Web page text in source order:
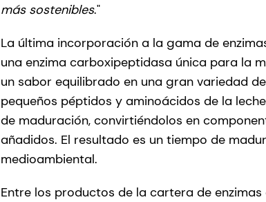
más sostenibles."
La última incorporación a la gama de
una enzima carboxipeptidasa única para la
un sabor equilibrado en una gran variedad
pequeños péptidos y aminoácidos de la
de maduración, convirtiéndolos en
añadidos. El resultado es un tiempo de
medioambiental.
Entre los productos de la cartera de